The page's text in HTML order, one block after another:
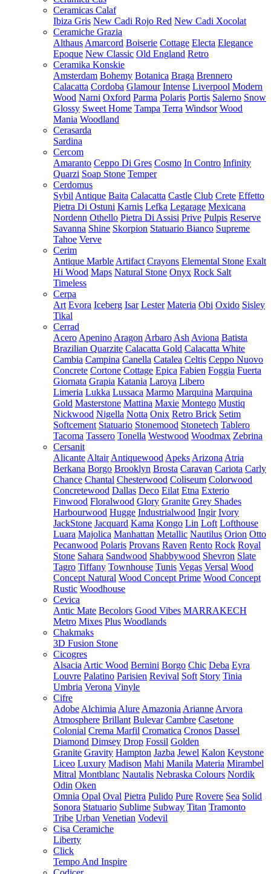
Ceramicas Calaf
Ibiza Gris New Cadi Rojo Red New Cadi Xocolat
Ceramiche Grazia
Althaus Amarcord Boiserie Cottage Electa Elegance
Epoque New Classic Old England Retro
Ceramika Konskie
Amsterdam Bohemy Botanica Braga Brennero
Calacatta Cordoba Glamour Intense Liverpool Modern
Wood Narni Oxford Parma Polaris Portis Salerno Snow
Glossy Sweet Home Tampa Terra Windsor Wood
Mania Woodland
Cerasarda
Sardina
Cercom
Amaranto Ceppo Di Gres Cosmo In Contro Infinity
Quarzi Soap Stone Temper
Cerdomus
Sybil Antique Baita Calacatta Castle Club Crete Effetto
Pietra Di Ostuni Karnis Lefka Legarage Mexicana
Nordenn Othello Pietra Di Assisi Prive Pulpis Reserve
Savanna Shine Skorpion Statuario Bianco Supreme
Tahoe Verve
Cerim
Antique Marble Artifact Crayons Elemental Stone Exalt
Hi Wood Maps Natural Stone Onyx Rock Salt
Timeless
Cerpa
Art Evora Iceberg Isar Lester Materia Obi Oxido Sisley
Tikal
Cerrad
Acero Apenino Aragon Arbaro Ash Aviona Batista
Brazilian Quarzite Calacatta Gold Calacatta White
Cambia Campina Canella Catalea Celtis Ceppo Nuovo
Concrete Cortone Cottage Epica Fabien Foggia Fuerta
Giornata Grapia Katania Laroya Libero
Limeria Lukka Lussaca Marmo Marquina Marquina
Gold Masterstone Mattina Maxie Montego Mustiq
Nickwood Nigella Notta Onix Retro Brick Setim
Softcement Statuario Stonemood Stonetech Tablero
Tacoma Tassero Tonella Westwood Woodmax Zebrina
Cersanit
Alicante Altair Antiquewood Apeks Arizona Atria
Berkana Borgo Brooklyn Brosta Caravan Cariota Carly
Chance Chantal Chesterwood Coliseum Colorwood
Concretewood Dallas Deco Eilat Etna Exterio
Finwood Floralwood Glory Granite Grey Shades
Harbourwood Hugge Industrialwood Ingir Ivory
JackStone Jacquard Kama Kongo Lin Loft Lofthouse
Luara Majolica Manhattan Metallic Nautilus Orion Otto
Pecanwood Polaris Provans Raven Rento Rock Royal
Stone Sahara Sandwood Shabbywood Shevron Slate
Tagro Tiffany Townhouse Tunis Vegas Versal Wood
Concept Natural Wood Concept Prime Wood Concept
Rustic Woodhouse
Cevica
Antic Mate Becolors Good Vibes MARRAKECH
Metro Mixes Plus Woodlands
Chakmaks
3D Fusion Stone
Cicogres
Alsacia Artic Wood Bernini Borgo Chic Deba Eyra
Louvre Palatino Parisien Revival Soft Story Tinia
Umbria Verona Vinyle
Cifre
Adobe Alchimia Alure Amazonia Arianne Arvora
Atmosphere Brillant Bulevar Cambre Casetone
Colonial Crema Marfil Cromatica Cronos Dassel
Diamond Dimsey Drop Fossil Golden
Granite Gravity Hampton Jazba Jewel Kalon Keystone
Liceo Luxury Madison Mahi Manila Materia Mirambel
Mitral Montblanc Nautalis Nebraska Colours Nordik
Odin Oken
Omnia Opal Oval Pietra Pulido Pure Rovere Sea Solid
Sonora Statuario Sublime Subway Titan Tramonto
Tribe Urban Venetian Vodevil
Cisa Ceramiche
Liberty
Click
Tempo And Inspire